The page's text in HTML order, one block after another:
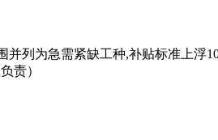
列为急需紧缺工种,补贴标准上
责）